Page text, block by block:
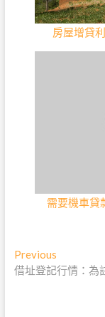
房屋增貸
需要機車貸
文
PreviousPrevious
post:
借址登記行情：為